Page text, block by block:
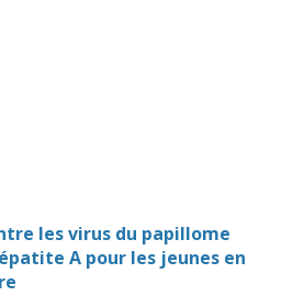
les virus du papillome
A pour les jeunes en